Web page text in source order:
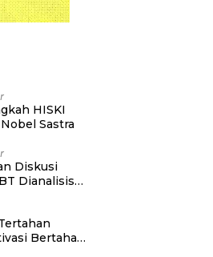
HISKI
Sastra
Diskusi
Dianalisis
Bertahan